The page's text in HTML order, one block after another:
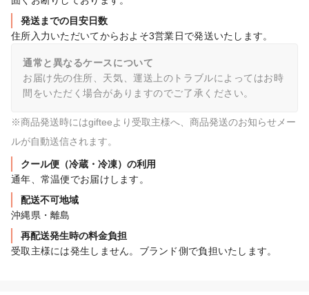
発送までの目安日数
住所入力いただいてからおよそ3営業日で発送いたします。
通常と異なるケースについて
お届け先の住所、天気、運送上のトラブルによってはお時
間をいただく場合がありますのでご了承ください。
※商品発送時にはgifteeより受取主様へ、商品発送のお知らせメー
ルが自動送信されます。
クール便（冷蔵・冷凍）の利用
通年、常温便でお届けします。
配送不可地域
沖縄県・離島
再配送発生時の料金負担
受取主様には発生しません。ブランド側で負担いたします。